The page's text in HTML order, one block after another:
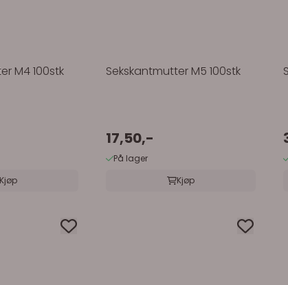
M4 100stk
Kjøp
Sekskantmutter M5 100stk
17,50,-
På lager
Kjøp